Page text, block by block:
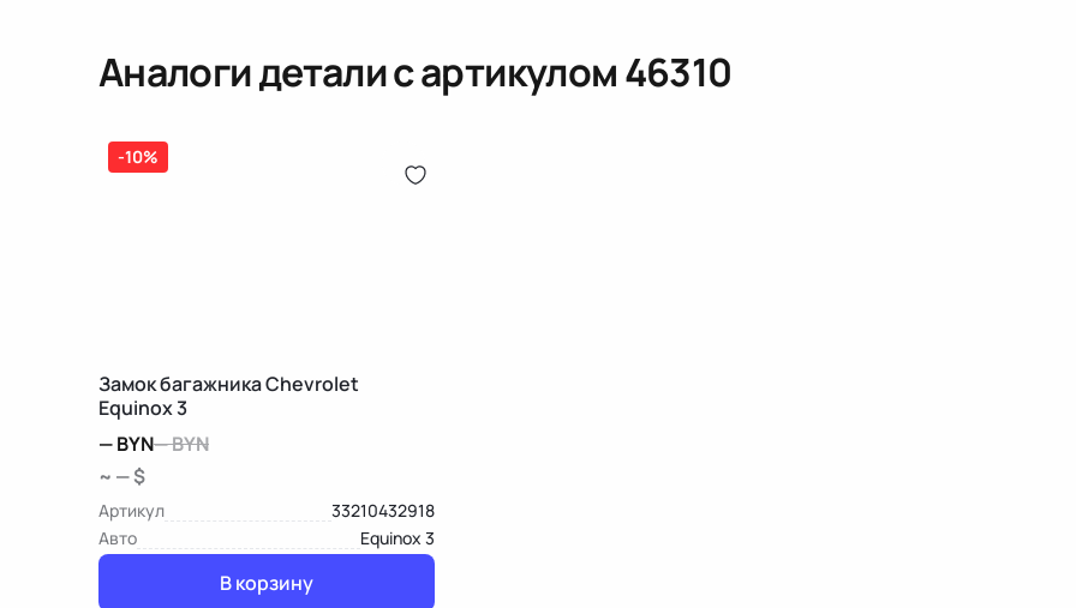
Аналоги детали с артикулом46310
-10%
Замок багажника Chevrolet
Equinox 3
—BYN—BYN
~ — $
Артикул
33210432918
Авто
Equinox 3
В корзину